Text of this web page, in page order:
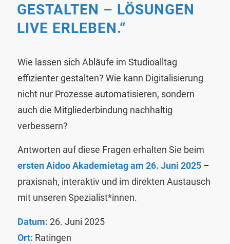
GESTALTEN – LÖSUNGEN
LIVE ERLEBEN.“
Wie lassen sich Abläufe im Studioalltag
effizienter gestalten? Wie kann Digitalisierung
nicht nur Prozesse automatisieren, sondern
auch die Mitgliederbindung nachhaltig
verbessern?
Antworten auf diese Fragen erhalten Sie beim
ersten Aidoo Akademietag am 26. Juni 2025–
praxisnah, interaktiv und im direkten Austausch
mit unseren Spezialist*innen.
Datum: 26. Juni 2025
Ort: Ratingen